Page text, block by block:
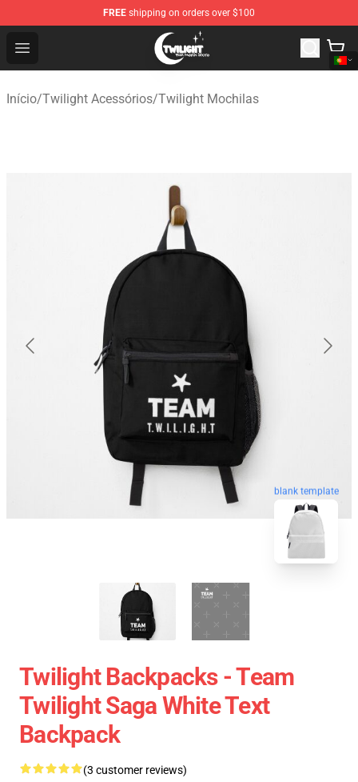
FREE shipping on orders over $100
Open menu
Twilight Store - Official Twilight Merchandise Shop
Início/Twilight Acessórios/Twilight Mochilas
blank template
Twilight Backpacks - Team
Twilight Saga White Text
Backpack
(3 customer reviews)